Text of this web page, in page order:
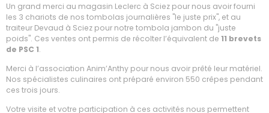
Un grand merci au magasin Leclerc à Sciez pour nous avoir fourni
les 3 chariots de nos tombolas journalières "le juste prix", et au
traiteur Devaud à Sciez pour notre tombola jambon du "juste
poids". Ces ventes ont permis de récolter l’équivalent de 11 brevets
de PSC 1.
Merci à l’association Anim’Anthy pour nous avoir prêté leur matériel.
Nos spécialistes culinaires ont préparé environ 550 crêpes pendant
ces trois jours.
Votre visite et votre participation à ces activités nous permettent